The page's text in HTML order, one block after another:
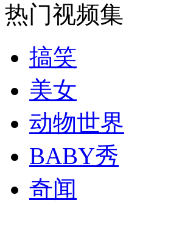
走！跟着总书记去植树
消防员救轻生者
热门视频集
搞笑
美女
动物世界
BABY秀
奇闻